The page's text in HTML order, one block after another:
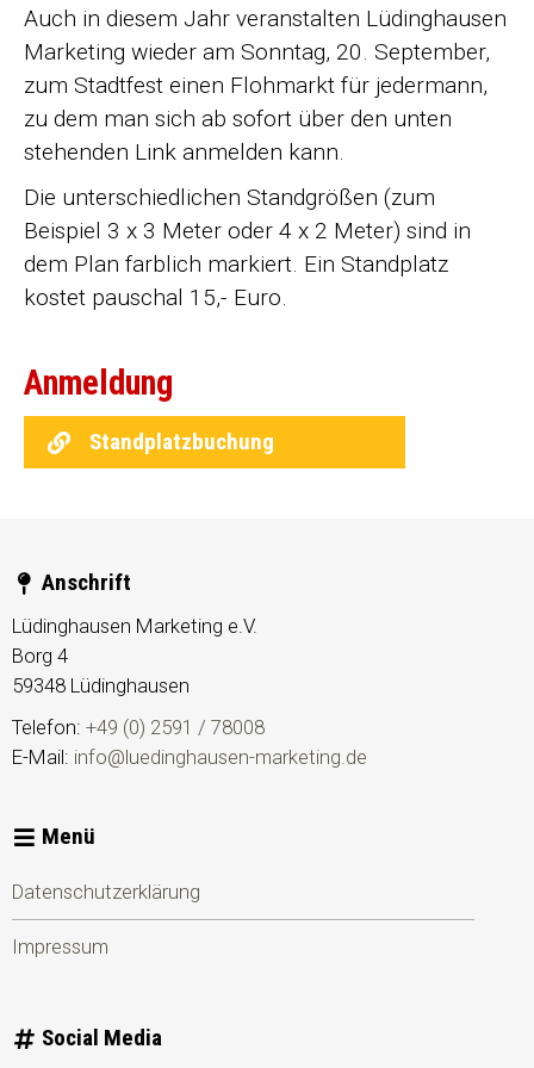
Auch in diesem Jahr veranstalten Lüdinghausen
Marketing wieder am Sonntag, 20. September,
zum Stadtfest einen Flohmarkt für jedermann,
zu dem man sich ab sofort über den unten
stehenden Link anmelden kann.
Die unterschiedlichen Standgrößen (zum
Beispiel 3 x 3 Meter oder 4 x 2 Meter) sind in
dem Plan farblich markiert. Ein Standplatz
kostet pauschal 15,- Euro.
Anmeldung
Standplatzbuchung
Anschrift
Lüdinghausen Marketing e.V.
Borg 4
59348 Lüdinghausen
Telefon: +49 (0) 2591 / 78008
E-Mail: info@luedinghausen-marketing.de
Menü
Datenschutzerklärung
Impressum
Social Media